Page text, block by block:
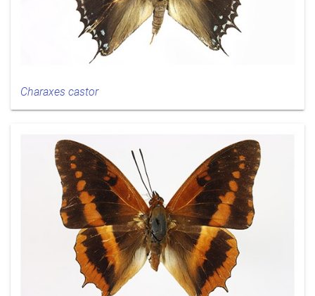
Charaxes castor